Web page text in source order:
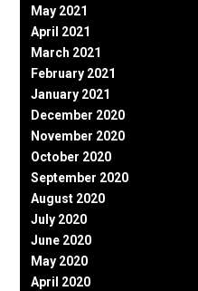
May 2021
April 2021
March 2021
February 2021
January 2021
December 2020
November 2020
October 2020
September 2020
August 2020
July 2020
June 2020
May 2020
April 2020